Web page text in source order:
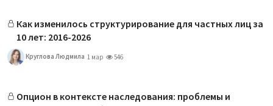
Как изменилось структурирование для частных лиц за
10 лет: 2016-2026
Круглова Людмила 1 мар 546
Опцион в контексте наследования: проблемы и